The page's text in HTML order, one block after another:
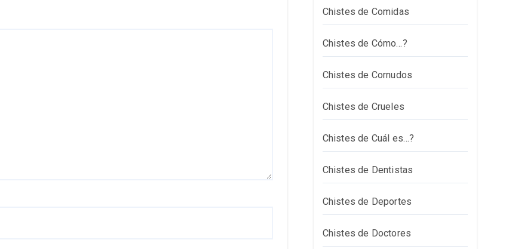
Chistes de Comidas
Chistes de Cómo…?
Chistes de Cornudos
Chistes de Crueles
Chistes de Cuál es…?
Chistes de Dentistas
Chistes de Deportes
Chistes de Doctores